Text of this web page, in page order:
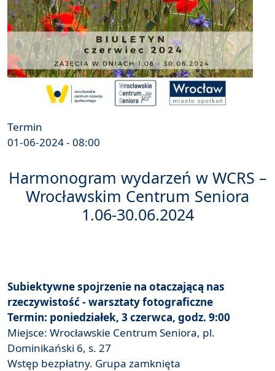
Termin
01-06-2024 - 08:00
Harmonogram wydarzeń w WCRS –
Wrocławskim Centrum Seniora
1.06-30.06.2024
Subiektywne spojrzenie na otaczającą nas
rzeczywistość - warsztaty fotograficzne
Termin: poniedziałek, 3 czerwca, godz. 9:00
Miejsce: Wrocławskie Centrum Seniora, pl.
Dominikański 6, s. 27
Wstęp bezpłatny. Grupa zamknięta